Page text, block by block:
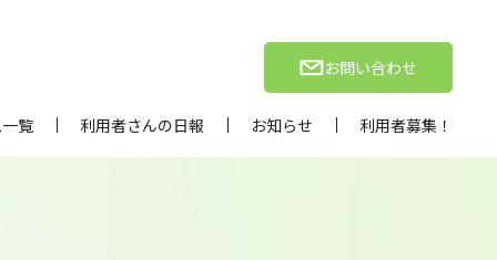
お問い合わせ
覧 利用者さんの日報 お知らせ 利用者募集！